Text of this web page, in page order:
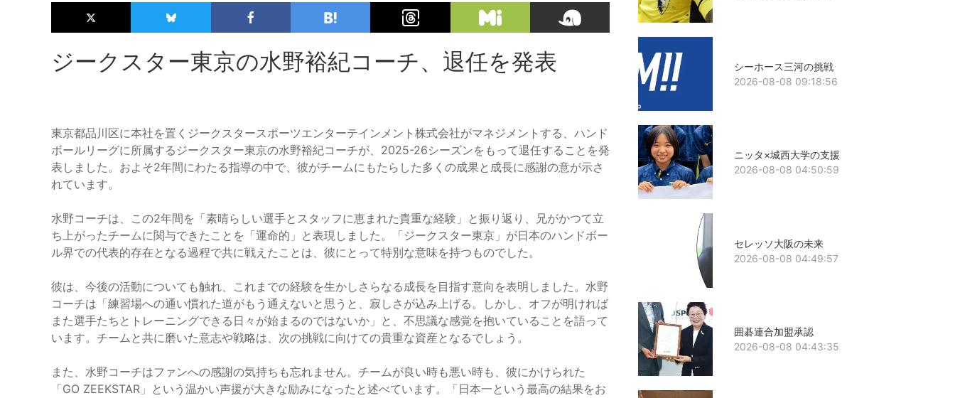
ジークスター東京の水野裕紀コーチ、退任を発表
東京都品川区に本社を置くジークスタースポーツエンターテインメント株式会社がマネジメントする、ハンド
ボールリーグに所属するジークスター東京の水野裕紀コーチが、2025-26シーズンをもって退任することを発
表しました。およそ2年間にわたる指導の中で、彼がチームにもたらした多くの成果と成長に感謝の意が示さ
れています。
水野コーチは、この2年間を「素晴らしい選手とスタッフに恵まれた貴重な経験」と振り返り、兄がかつて立
ち上がったチームに関与できたことを「運命的」と表現しました。「ジークスター東京」が日本のハンドボー
ル界での代表的存在となる過程で共に戦えたことは、彼にとって特別な意味を持つものでした。
彼は、今後の活動についても触れ、これまでの経験を生かしさらなる成長を目指す意向を表明しました。水野
コーチは「練習場への通い慣れた道がもう通えないと思うと、寂しさが込み上げる。しかし、オフが明ければ
また選手たちとトレーニングできる日々が始まるのではないか」と、不思議な感覚を抱いていることを語って
います。チームと共に磨いた意志や戦略は、次の挑戦に向けての貴重な資産となるでしょう。
また、水野コーチはファンへの感謝の気持ちも忘れません。チームが良い時も悪い時も、彼にかけられた
「GO ZEEKSTAR」という温かい声援が大きな励みになったと述べています。「日本一という最高の結果をお
シーホース三河の挑戦
2026-08-08 09:18:56
ニッタ×城西大学の支援
2026-08-08 04:50:59
セレッソ大阪の未来
2026-08-08 04:49:57
囲碁連合加盟承認
2026-08-08 04:43:35